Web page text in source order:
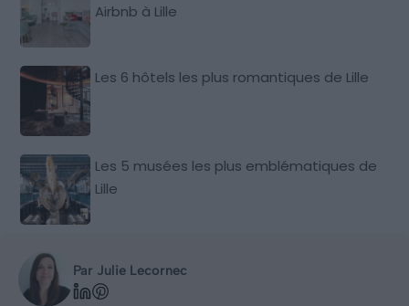
Airbnb à Lille
Les 6 hôtels les plus romantiques de Lille
Les 5 musées les plus emblématiques de
Lille
Par Julie Lecornec